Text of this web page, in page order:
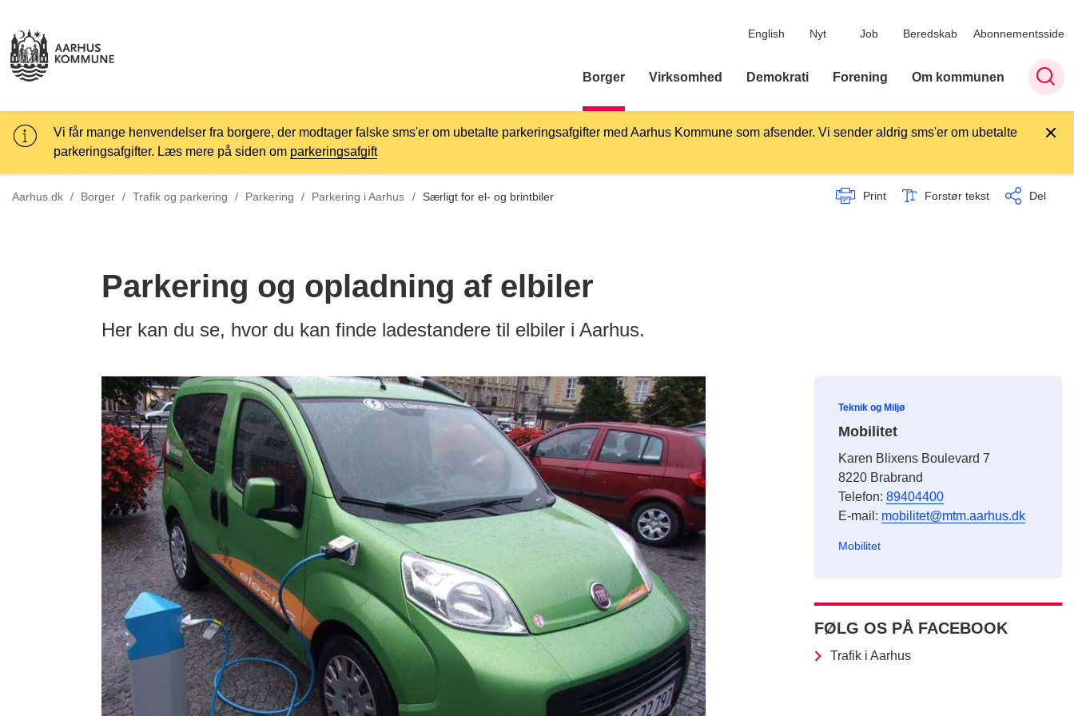
English Nyt Job Beredskab Abonnementsside
Borger Virksomhed Demokrati Forening Om kommunen
Vi får mange henvendelser fra borgere, der modtager falske sms'er om ubetalte parkeringsafgifter med Aarhus Kommune som afsender. Vi sender aldrig sms'er om ubetalte
parkeringsafgifter. Læs mere på siden om parkeringsafgift
Aarhus.dk / Borger / Trafik og parkering / Parkering / Tilbage til
Parkering i Aarhus / Særligt for el- og brintbiler Print Forstør tekst Del
Parkering og opladning af elbiler
Her kan du se, hvor du kan finde ladestandere til elbiler i Aarhus.
Teknik og Miljø
Mobilitet
Karen Blixens Boulevard 7
8220 Brabrand
Telefon:89404400
E-mail: mobilitet@mtm.aarhus.dk
Mobilitet
FØLG OS PÅ FACEBOOK
Trafik i Aarhus